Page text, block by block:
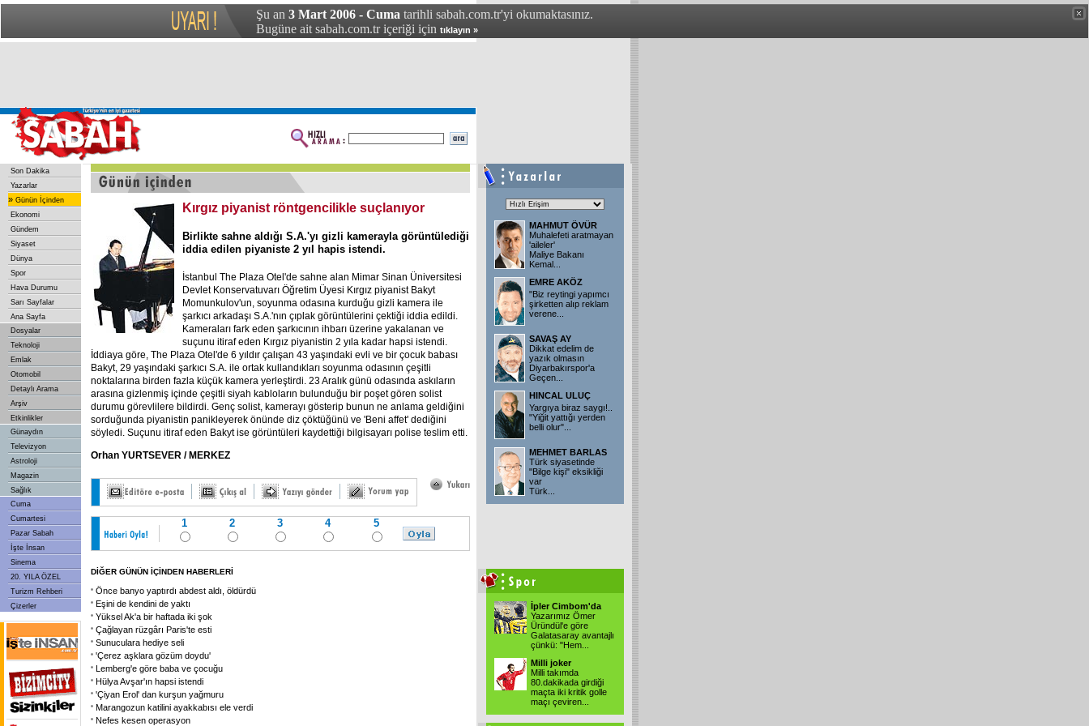
Şu an 3 Mart 2006 - Cuma tarihli sabah.com.tr'yi okumaktasınız.
Bugüne ait sabah.com.tr içeriği için tıklayın »
Son Dakika
Yazarlar
» Günün İçinden
Ekonomi
Gündem
Siyaset
Dünya
Spor
Hava Durumu
Sarı Sayfalar
Ana Sayfa
Dosyalar
Teknoloji
Emlak
Otomobil
Detaylı Arama
Arşiv
Etkinlikler
Günaydın
Televizyon
Astroloji
Magazin
Sağlık
Cuma
Cumartesi
Pazar Sabah
İşte İnsan
Sinema
20. YILA ÖZEL
Turizm Rehberi
Çizerler
Kırgız piyanist röntgencilikle suçlanıyor
Birlikte sahne aldığı S.A.'yı gizli kamerayla görüntülediği
iddia edilen piyaniste 2 yıl hapis istendi.
İstanbul The Plaza Otel'de sahne alan Mimar Sinan Üniversitesi
Devlet Konservatuvarı Öğretim Üyesi Kırgız piyanist Bakyt
Momunkulov'un, soyunma odasına kurduğu gizli kamera ile
şarkıcı arkadaşı S.A.'nın çıplak görüntülerini çektiği iddia edildi.
Kameraları fark eden şarkıcının ihbarı üzerine yakalanan ve
suçunu itiraf eden Kırgız piyanistin 2 yıla kadar hapsi istendi.
İddiaya göre, The Plaza Otel'de 6 yıldır çalışan 43 yaşındaki evli ve bir çocuk babası
Bakyt, 29 yaşındaki şarkıcı S.A. ile ortak kullandıkları soyunma odasının çeşitli
noktalarına birden fazla küçük kamera yerleştirdi. 23 Aralık günü odasında askıların
arasına gizlenmiş içinde çeşitli siyah kabloların bulunduğu bir poşet gören solist
durumu görevlilere bildirdi. Genç solist, kamerayı gösterip bunun ne anlama geldiğini
sorduğunda piyanistin panikleyerek önünde diz çöktüğünü ve 'Beni affet' dediğini
söyledi. Suçunu itiraf eden Bakyt ise görüntüleri kaydettiği bilgisayarı polise teslim etti.
Orhan YURTSEVER / MERKEZ
1 2 3 4 5
DİĞER GÜNÜN İÇİNDEN HABERLERİ
Önce banyo yaptırdı abdest aldı, öldürdü
Eşini de kendini de yaktı
Yüksel Ak'a bir haftada iki şok
Çağlayan rüzgârı Paris'te esti
Sunuculara hediye seli
'Çerez aşklara gözüm doydu'
Lemberg'e göre baba ve çocuğu
Hülya Avşar'ın hapsi istendi
'Çiyan Erol' dan kurşun yağmuru
Marangozun katilini ayakkabısı ele verdi
Nefes kesen operasyon
MAHMUT ÖVÜR
Muhalefeti aratmayan
'aileler'
Maliye Bakanı
Kemal...
EMRE AKÖZ
"Biz reytingi yapımcı
şirketten alıp reklam
verene...
SAVAŞ AY
Dikkat edelim de
yazık olmasın
Diyarbakırspor'a
Geçen...
HINCAL ULUÇ
Yargıya biraz saygı!..
"Yiğit yattığı yerden
belli olur"...
MEHMET BARLAS
Türk siyasetinde
"Bilge kişi" eksikliği
var
Türk...
İpler Cimbom'da
Yazarımız Ömer
Üründül'e göre
Galatasaray avantajlı
çünkü: "Hem...
Milli joker
Milli takımda
80.dakikada girdiği
maçta iki kritik golle
maçı çeviren...